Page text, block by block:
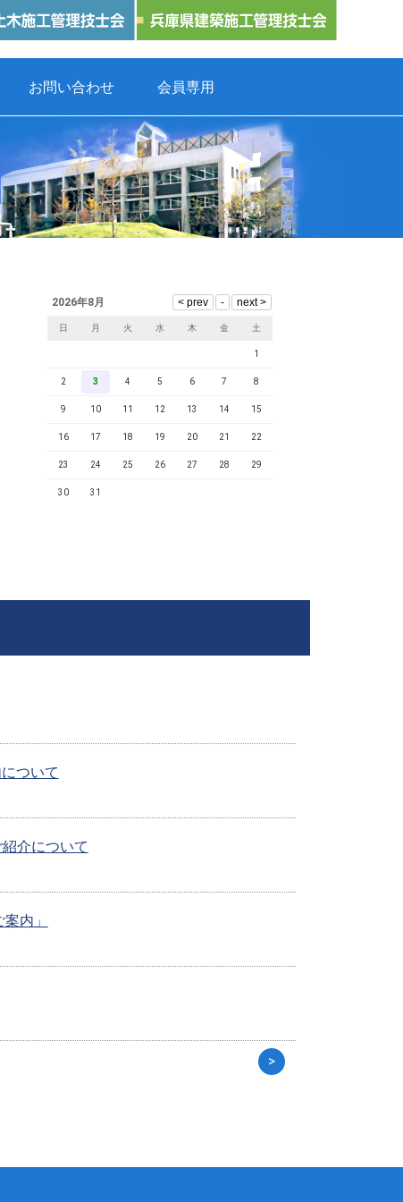
お問い合わせ 会員専用
2026年8月
日 月 火 水 木 金 土
1
2 3 4 5 6 7 8
9 10 11 12 13 14 15
16 17 18 19 20 21 22
23 24 25 26 27 28 29
30 31
ついて
介について
内」
>